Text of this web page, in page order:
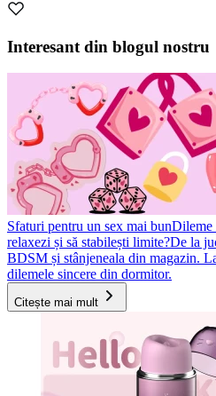
Interesant din blogul nostru
Sfaturi pentru un sex mai bunDileme
relaxezi și să stabilești limite?De la
BDSM și stânjeneala din magazin.
dilemele sincere din dormitor.
Citește mai mult